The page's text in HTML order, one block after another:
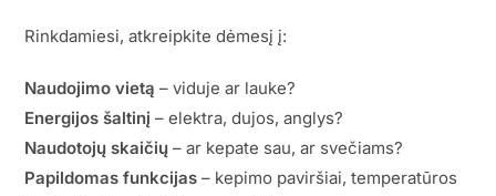
Rinkdamiesi, atkreipkite dėmesį į:
Naudojimo vietą – viduje ar lauke?
Energijos šaltinį – elektra, dujos, anglys?
Naudotojų skaičių – ar kepate sau, ar svečiams?
Papildomas funkcijas – kepimo paviršiai, temperatūros